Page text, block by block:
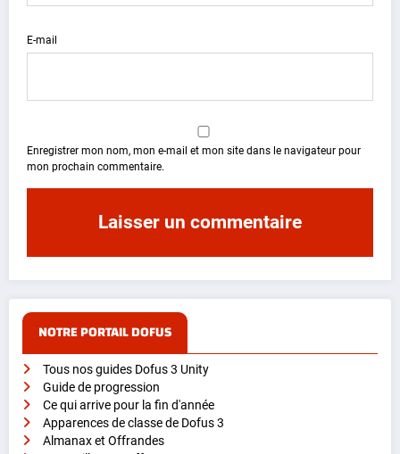
E-mail
Enregistrer mon nom, mon e-mail et mon site dans le navigateur pour
mon prochain commentaire.
NOTRE PORTAIL DOFUS
Tous nos guides Dofus 3 Unity
Guide de progression
Ce qui arrive pour la fin d'année
Apparences de classe de Dofus 3
Almanax et Offrandes